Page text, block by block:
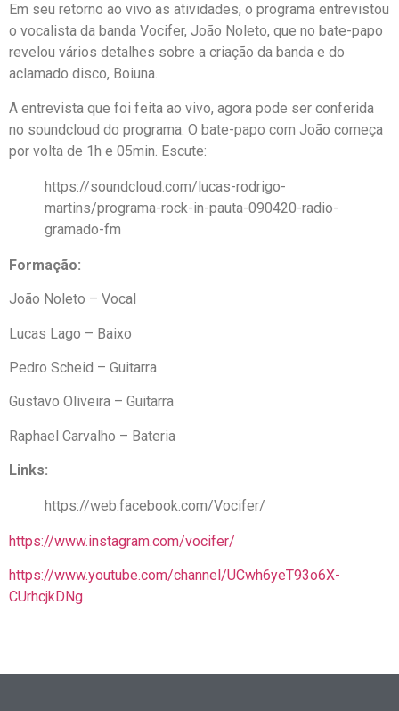
Em seu retorno ao vivo as atividades, o programa entrevistou
o vocalista da banda Vocifer, João Noleto, que no bate-papo
revelou vários detalhes sobre a criação da banda e do
aclamado disco, Boiuna.
A entrevista que foi feita ao vivo, agora pode ser conferida
no soundcloud do programa. O bate-papo com João começa
por volta de 1h e 05min. Escute:
https://soundcloud.com/lucas-rodrigo-
martins/programa-rock-in-pauta-090420-radio-
gramado-fm
Formação:
João Noleto – Vocal
Lucas Lago – Baixo
Pedro Scheid – Guitarra
Gustavo Oliveira – Guitarra
Raphael Carvalho – Bateria
Links:
https://web.facebook.com/Vocifer/
https://www.instagram.com/vocifer/
https://www.youtube.com/channel/UCwh6yeT93o6X-
CUrhcjkDNg